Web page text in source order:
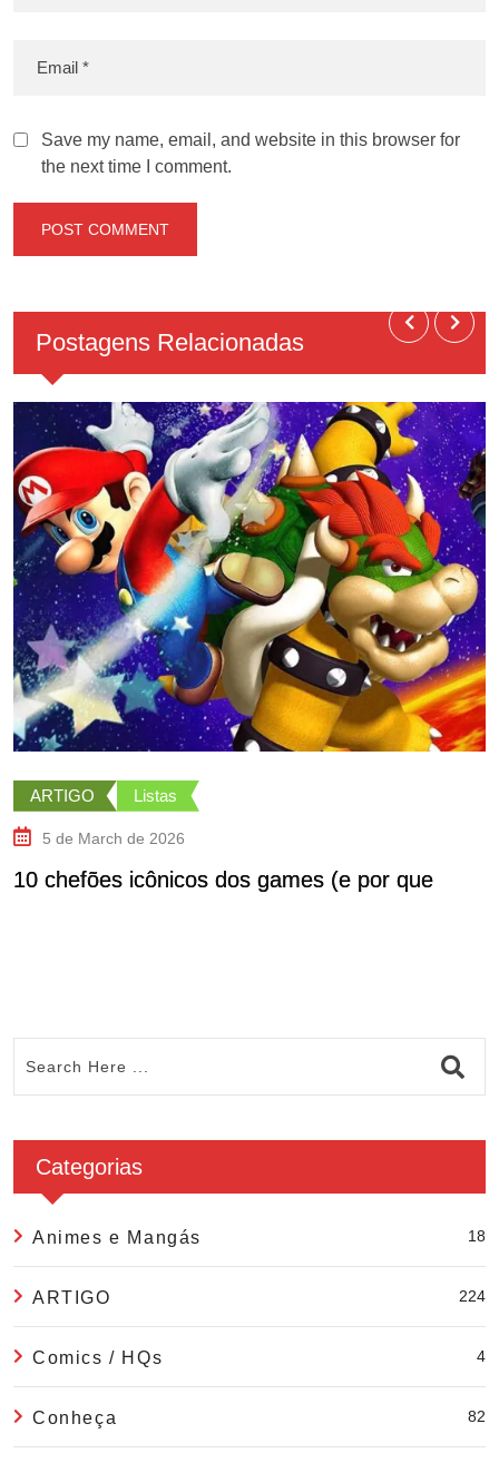
Save my name, email, and website in this browser for
the next time I comment.
Postagens Relacionadas
ARTIGO Listas
5 de March de 2026
10 chefões icônicos dos games (e por que
Categorias
Animes e Mangás 18
ARTIGO 224
Comics / HQs 4
Conheça 82